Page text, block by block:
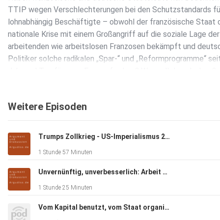
TTIP wegen Verschlechterungen bei den Schutzstandards
lohnabhängig Beschäftigte – obwohl der französische Staat
nationale Krise mit einem Großangriff auf die soziale Lage der
arbeitenden wie arbeitslosen Franzosen bekämpft und
Politiker solche radikalen „Spar-“ und „Reformprogramme“
Wenn jetzt führende Politiker in Europa und den USA gegen
haben. Der Standpunkt, von dem aus sie kalkulieren und an dem
sich jeder Protest von unten noch stets die Zähne
hat, ist ein und derselbe. Es ist der überall regierende
Standpunkt, dass die nationalen Kapitale wachsen müssen –
unbedingt. TTIP sollte dafür die Wunderwaffe sein.
Weitere Episoden
Trumps Zollkrieg - US-Imperialismus 2.0
1 Stunde 57 Minuten
Unvernünftig, unverbesserlich: Arbeit & Reichtum im Kapitalismus
1 Stunde 25 Minuten
Vom Kapital benutzt, vom Staat organisiert, von Patrioten beargwöhnt: Deutschland, seine Migration und seine Migrationspolitik